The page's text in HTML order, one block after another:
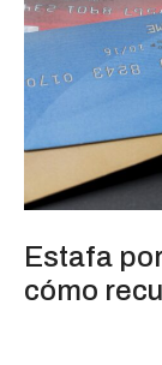
Estafa
cómo